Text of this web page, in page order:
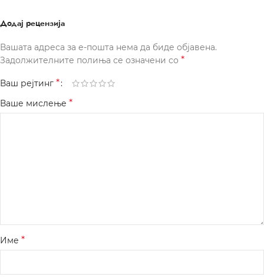
Додај рецензија
Вашата адреса за е-пошта нема да биде објавена.
Задолжителните полиња се означени со *
Ваш рејтинг *
Ваше мислење *
Име *